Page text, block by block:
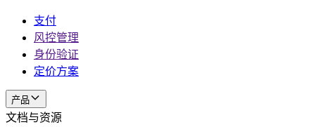
支付
风控管理
身份验证
定价方案
产品
文档与资源